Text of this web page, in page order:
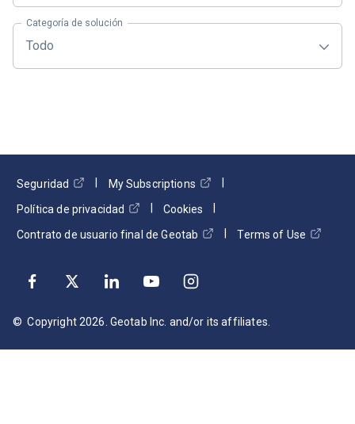
Categoría de solución
Todo
Seguridad
My Subscriptions
Política de privacidad
Cookies
Contrato de usuario final de Geotab
Terms of Use
© Copyright2026 . Geotab Inc. and/or its affiliates.